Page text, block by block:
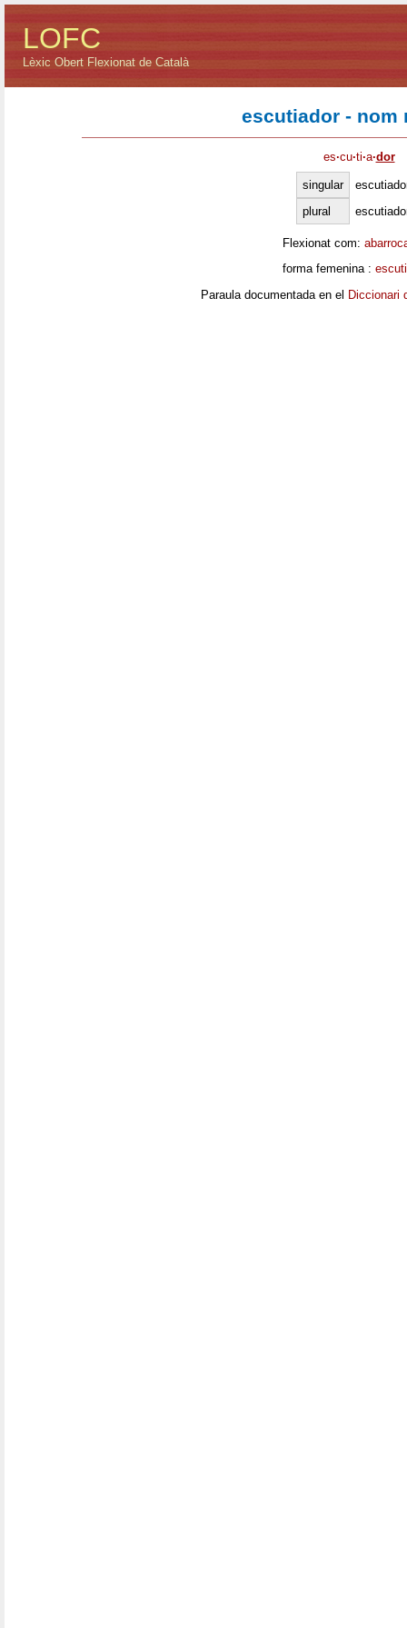
LOFC
Lèxic Obert Flexionat de Català
escutiador - nom
es·cu·ti·a·dor
singular
plural
Flexionat com:
forma femenina :
Paraula documentada en el Diccionari